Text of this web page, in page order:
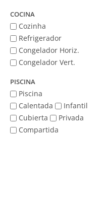
COCINA
Cozinha
Refrigerador
Congelador Horiz.
Congelador Vert.
PISCINA
Piscina
Calentada
Infantil
Cubierta
Privada
Compartida